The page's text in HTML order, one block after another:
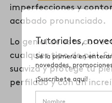
imperfecciones y
acabado pronunciado.
Lo genial de este
cualquier tipo de piel.
suaviza y protege tu
perfilado y con un